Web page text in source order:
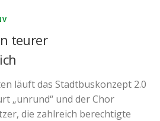
teurer
läuft das Stadtbuskonzept 2.0
„unrund“ und der Chor
die zahlreich berechtigte